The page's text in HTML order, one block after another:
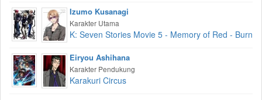
Izumo Kusanagi
Karakter Utama
K: Seven Stories Movie 5 - Memory of Red - Burn
Eiryou Ashihana
Karakter Pendukung
Karakuri Circus